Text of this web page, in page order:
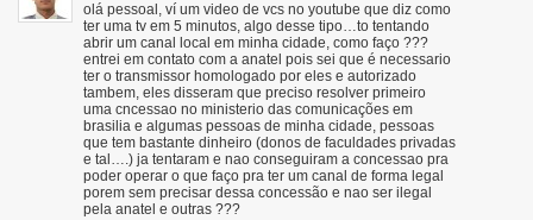
olá pessoal, ví um video de vcs no youtube que diz como
ter uma tv em 5 minutos, algo desse tipo…to tentando
abrir um canal local em minha cidade, como faço ???
entrei em contato com a anatel pois sei que é necessario
ter o transmissor homologado por eles e autorizado
tambem, eles disseram que preciso resolver primeiro
uma cncessao no ministerio das comunicações em
brasilia e algumas pessoas de minha cidade, pessoas
que tem bastante dinheiro (donos de faculdades privadas
e tal….) ja tentaram e nao conseguiram a concessao pra
poder operar o que faço pra ter um canal de forma legal
porem sem precisar dessa concessão e nao ser ilegal
pela anatel e outras ???